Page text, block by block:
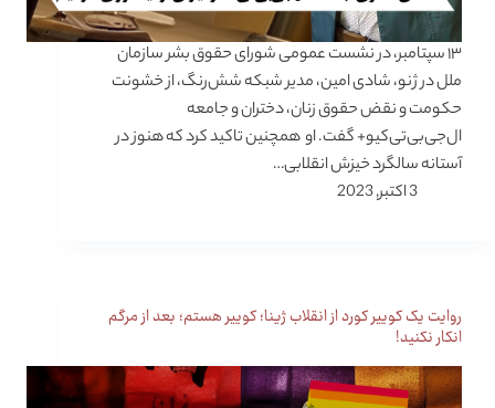
۱۳ سپتامبر، در نشست عمومی شورای حقوق بشر سازمان
ملل در ژنو، شادی امین، مدیر شبکه شش‌رنگ، از خشونت
حکومت و نقض حقوق زنان، دختران و جامعه
ال‌جی‌بی‌تی‌کیو‌+ گفت. او همچنین تاکید کرد که هنوز در
آستانه سالگرد خیزش انقلابی…
3 اکتبر, 2023
روایت یک کوییر کورد از انقلاب ژینا؛ کوییر هستم؛ بعد از مرگم
انکار نکنید!